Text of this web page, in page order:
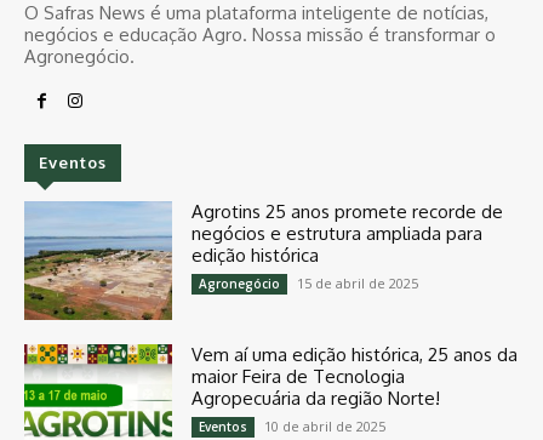
O Safras News é uma plataforma inteligente de notícias,
negócios e educação Agro. Nossa missão é transformar o
Agronegócio.
Eventos
Agrotins 25 anos promete recorde de
negócios e estrutura ampliada para
edição histórica
Agronegócio 15 de abril de 2025
Vem aí uma edição histórica, 25 anos da
maior Feira de Tecnologia
Agropecuária da região Norte!
Eventos 10 de abril de 2025